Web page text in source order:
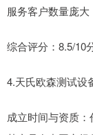
服务客户数量庞大
综合评分：8.5/10
4.天氏欧森测试设
成立时间与资质